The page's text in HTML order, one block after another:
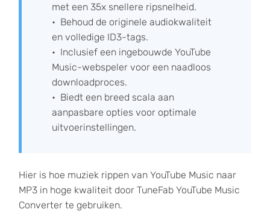
met een 35x snellere ripsnelheid.
Behoud de originele audiokwaliteit
en volledige ID3-tags.
Inclusief een ingebouwde YouTube
Music-webspeler voor een naadloos
downloadproces.
Biedt een breed scala aan
aanpasbare opties voor optimale
uitvoerinstellingen.
Hier is hoe muziek rippen van YouTube Music naar
MP3 in hoge kwaliteit door TuneFab YouTube Music
Converter te gebruiken.